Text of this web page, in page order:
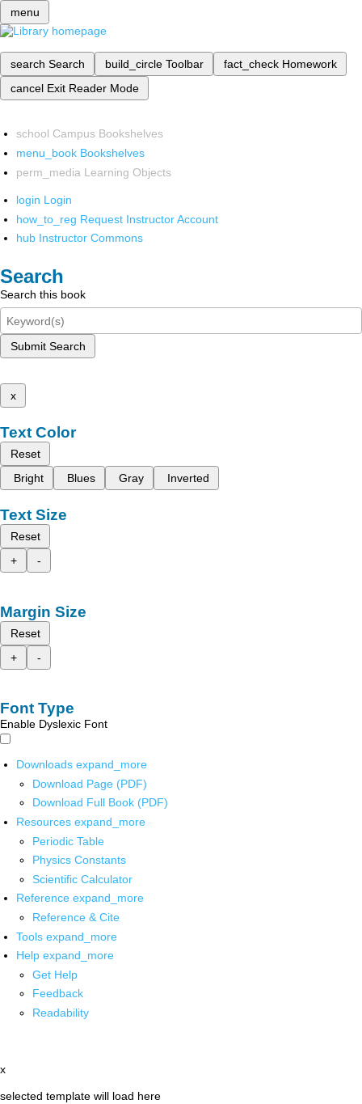
menu
search Search build_circle Toolbar fact_check Homework
cancel Exit Reader Mode
school Campus Bookshelves
menu_book Bookshelves
perm_media Learning Objects
login Login
how_to_reg Request Instructor Account
hub Instructor Commons
Search
Search this book
Submit Search
x
Text Color
Reset
Bright
Blues Gray Inverted
Text Size
Reset
+
-
Margin Size
Reset
+
-
Font Type
Enable Dyslexic Font
Downloads expand_more
Download Page (PDF)
Download Full Book (PDF)
Resources expand_more
Periodic Table
Physics Constants
Scientific Calculator
Reference expand_more
Reference & Cite
Tools expand_more
Help expand_more
Get Help
Feedback
Readability
x
selected template will load here